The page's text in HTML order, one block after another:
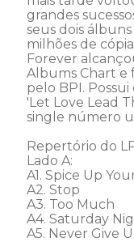
grandes
seus dois
milhões de
Forever
Albums Chart e
pelo BPI.
'Let Love Lead
single número
Repertório do
Lado A:
A1. Spice Up
A2. Stop
A3. Too
A4. Saturday
A5. Never